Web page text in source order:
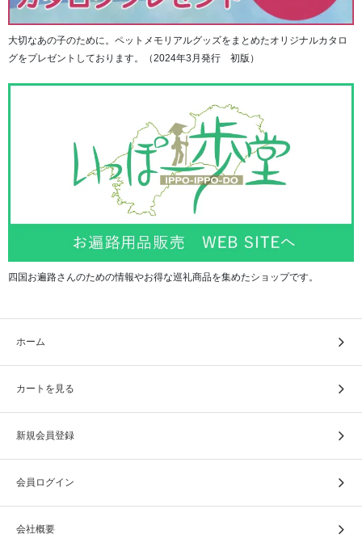
大切なあの子のために。ペットメモリアルグッズをまとめたオリジナルカタロ
グをプレゼントしております。（2024年3月発行 初版）
四国お遍路さんのための情報やお得な巡礼商品を集めたショップです。
ホーム
カートを見る
新規会員登録
会員ログイン
会社概要